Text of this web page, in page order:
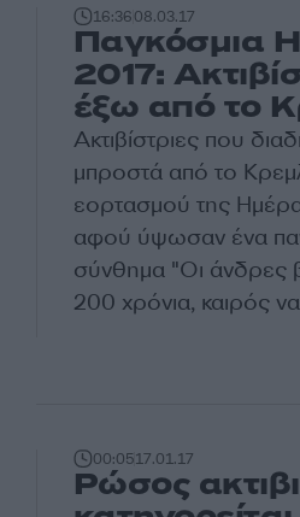
16:3608.03.17
Παγκόσμια
2017:
έξω από το
Ακτιβίστριες που
μπροστά από το
εορτασμού της
αφού ύψωσαν ένα
σύνθημα "Οι άνδρες
200 χρόνια, καιρός
00:0517.01.17
Ρώσος